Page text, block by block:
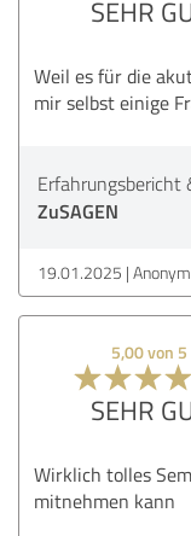
SEHR
Weil es für die
mir selbst einige
Erfahrungsbericht
ZuSAGEN
19.01.2025 Anonym
5,00 von 5
SEHR
Wirklich tolles
mitnehmen kann